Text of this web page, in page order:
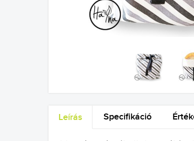
Leírás Specifikáció